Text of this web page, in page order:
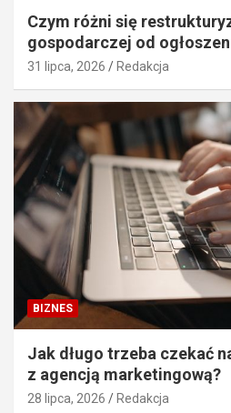
Czym różni się
gospodarczej od
31 lipca, 2026 Redakcja
BIZNES
Jak długo trzeba czekać
z agencją marketingową?
28 lipca, 2026 Redakcja